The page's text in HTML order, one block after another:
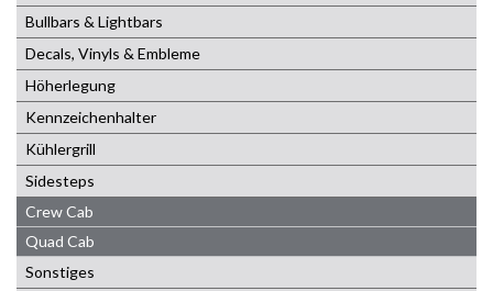
Bullbars & Lightbars
Decals, Vinyls & Embleme
Höherlegung
Kennzeichenhalter
Kühlergrill
Sidesteps
Crew Cab
Quad Cab
Sonstiges